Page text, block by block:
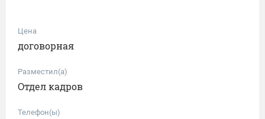
Цена
договорная
Разместил(а)
Отдел кадров
Телефон(ы)